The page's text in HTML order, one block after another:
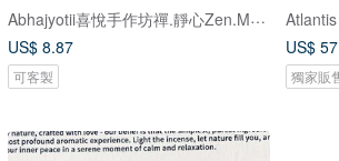
Abhajyotii喜悅手作坊禪.靜心Zen.Mandala.Flower of life
US$ 8.87
可客製
US$
獨家販